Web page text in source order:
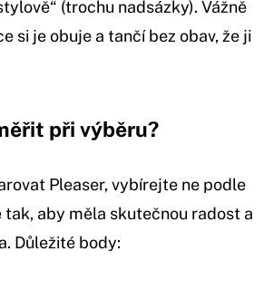
(trochu nadsázky). Vážně
si je obuje a tančí bez obav, že ji
při výběru?
Pleaser, vybírejte ne podle
tak, aby měla skutečnou radost a
Důležité body: